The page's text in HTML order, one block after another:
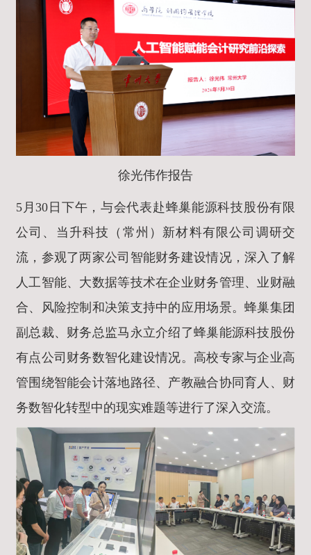
徐光伟作报告
5月30日下午，与会代表赴蜂巢能源科技股份有限
公司、当升科技（常州）新材料有限公司调研交
流，参观了两家公司智能财务建设情况，深入了解
人工智能、大数据等技术在企业财务管理、业财融
合、风险控制和决策支持中的应用场景。蜂巢集团
副总裁、财务总监马永立介绍了蜂巢能源科技股份
有点公司财务数智化建设情况。高校专家与企业高
管围绕智能会计落地路径、产教融合协同育人、财
务数智化转型中的现实难题等进行了深入交流。